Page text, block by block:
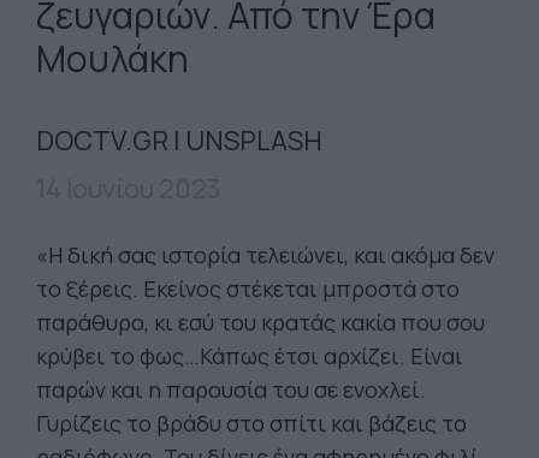
ζευγαριών. Από την Έρα
Μουλάκη
DOCTV.GR | UNSPLASH
«Η δική σας ιστορία τελειώνει, και ακόμα δεν
το ξέρεις. Εκείνος στέκεται μπροστά στο
παράθυρο, κι εσύ του κρατάς κακία που σου
κρύβει το φως…Κάπως έτσι αρχίζει. Είναι
παρών και η παρουσία του σε ενοχλεί.
Γυρίζεις το βράδυ στο σπίτι και βάζεις το